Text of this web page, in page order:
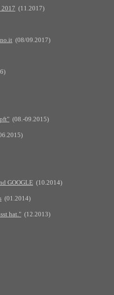
2017 (11.2017)
(08/09.2017)
(08.-09.2015)
GOOGLE (10.2014)
(01.2014)
hat." (12.2013)